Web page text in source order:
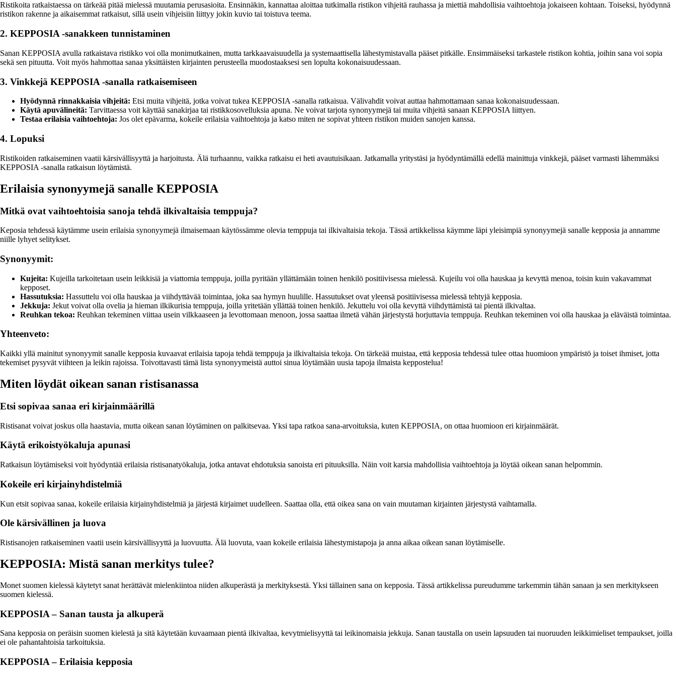
Ristikoita ratkaistaessa on tärkeää pitää mielessä muutamia perusasioita. Ensinnäkin, kannattaa aloittaa tutkimalla ristikon vihjeitä rauhassa ja miettiä mahdollisia vaihtoehtoja jokaiseen kohtaan. Toiseksi, hyödynnä
ristikon rakenne ja aikaisemmat ratkaisut, sillä usein vihjeisiin liittyy jokin kuvio tai toistuva teema.
2. KEPPOSIA -sanakkeen tunnistaminen
Sanan KEPPOSIA avulla ratkaistava ristikko voi olla monimutkainen, mutta tarkkaavaisuudella ja systemaattisella lähestymistavalla pääset pitkälle. Ensimmäiseksi tarkastele ristikon kohtia, joihin sana voi sopia
sekä sen pituutta. Voit myös hahmottaa sanaa yksittäisten kirjainten perusteella muodostaaksesi sen lopulta kokonaisuudessaan.
3. Vinkkejä KEPPOSIA -sanalla ratkaisemiseen
Hyödynnä rinnakkaisia vihjeitä: Etsi muita vihjeitä, jotka voivat tukea KEPPOSIA -sanalla ratkaisua. Välivahdit voivat auttaa hahmottamaan sanaa kokonaisuudessaan.
Käytä apuvälineitä: Tarvittaessa voit käyttää sanakirjaa tai ristikkosovelluksia apuna. Ne voivat tarjota synonyymejä tai muita vihjeitä sanaan KEPPOSIA liittyen.
Testaa erilaisia vaihtoehtoja: Jos olet epävarma, kokeile erilaisia vaihtoehtoja ja katso miten ne sopivat yhteen ristikon muiden sanojen kanssa.
4. Lopuksi
Ristikoiden ratkaiseminen vaatii kärsivällisyyttä ja harjoitusta. Älä turhaannu, vaikka ratkaisu ei heti avautuisikaan. Jatkamalla yritystäsi ja hyödyntämällä edellä mainittuja vinkkejä, pääset varmasti lähemmäksi
KEPPOSIA -sanalla ratkaisun löytämistä.
Erilaisia synonyymejä sanalle KEPPOSIA
Mitkä ovat vaihtoehtoisia sanoja tehdä ilkivaltaisia temppuja?
Keposia tehdessä käytämme usein erilaisia synonyymejä ilmaisemaan käytössämme olevia temppuja tai ilkivaltaisia tekoja. Tässä artikkelissa käymme läpi yleisimpiä synonyymejä sanalle kepposia ja annamme
niille lyhyet selitykset.
Synonyymit:
Kujeita: Kujeilla tarkoitetaan usein leikkisiä ja viattomia temppuja, joilla pyritään yllättämään toinen henkilö positiivisessa mielessä. Kujeilu voi olla hauskaa ja kevyttä menoa, toisin kuin vakavammat
kepposet.
Hassutuksia: Hassuttelu voi olla hauskaa ja viihdyttävää toimintaa, joka saa hymyn huulille. Hassutukset ovat yleensä positiivisessa mielessä tehtyjä kepposia.
Jekkuja: Jekut voivat olla ovelia ja hieman ilkikurisia temppuja, joilla yritetään yllättää toinen henkilö. Jekuttelu voi olla kevyttä viihdyttämistä tai pientä ilkivaltaa.
Reuhkan tekoa: Reuhkan tekeminen viittaa usein vilkkaaseen ja levottomaan menoon, jossa saattaa ilmetä vähän järjestystä horjuttavia temppuja. Reuhkan tekeminen voi olla hauskaa ja eläväistä toimintaa.
Yhteenveto:
Kaikki yllä mainitut synonyymit sanalle kepposia kuvaavat erilaisia tapoja tehdä temppuja ja ilkivaltaisia tekoja. On tärkeää muistaa, että kepposia tehdessä tulee ottaa huomioon ympäristö ja toiset ihmiset, jotta
tekemiset pysyvät viihteen ja leikin rajoissa. Toivottavasti tämä lista synonyymeistä auttoi sinua löytämään uusia tapoja ilmaista keppostelua!
Miten löydät oikean sanan ristisanassa
Etsi sopivaa sanaa eri kirjainmäärillä
Ristisanat voivat joskus olla haastavia, mutta oikean sanan löytäminen on palkitsevaa. Yksi tapa ratkoa sana-arvoituksia, kuten KEPPOSIA, on ottaa huomioon eri kirjainmäärät.
Käytä erikoistyökaluja apunasi
Ratkaisun löytämiseksi voit hyödyntää erilaisia ristisanatyökaluja, jotka antavat ehdotuksia sanoista eri pituuksilla. Näin voit karsia mahdollisia vaihtoehtoja ja löytää oikean sanan helpommin.
Kokeile eri kirjainyhdistelmiä
Kun etsit sopivaa sanaa, kokeile erilaisia kirjainyhdistelmiä ja järjestä kirjaimet uudelleen. Saattaa olla, että oikea sana on vain muutaman kirjainten järjestystä vaihtamalla.
Ole kärsivällinen ja luova
Ristisanojen ratkaiseminen vaatii usein kärsivällisyyttä ja luovuutta. Älä luovuta, vaan kokeile erilaisia lähestymistapoja ja anna aikaa oikean sanan löytämiselle.
KEPPOSIA: Mistä sanan merkitys tulee?
Monet suomen kielessä käytetyt sanat herättävät mielenkiintoa niiden alkuperästä ja merkityksestä. Yksi tällainen sana on kepposia. Tässä artikkelissa pureudumme tarkemmin tähän sanaan ja sen merkitykseen
suomen kielessä.
KEPPOSIA – Sanan tausta ja alkuperä
Sana kepposia on peräisin suomen kielestä ja sitä käytetään kuvaamaan pientä ilkivaltaa, kevytmielisyyttä tai leikinomaisia jekkuja. Sanan taustalla on usein lapsuuden tai nuoruuden leikkimieliset tempaukset, joilla
ei ole pahantahtoisia tarkoituksia.
KEPPOSIA – Erilaisia kepposia